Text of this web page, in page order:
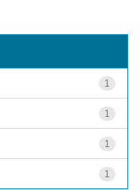
1
1
1
1